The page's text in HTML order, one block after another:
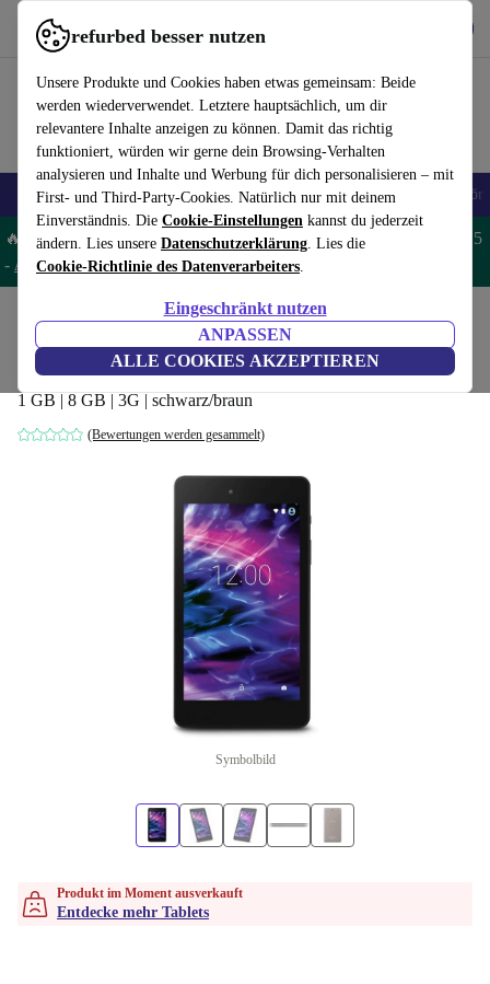
refurbed besser nutzen
Unsere Produkte und Cookies haben etwas gemeinsam: Beide
werden wiederverwendet. Letztere hauptsächlich, um dir
relevantere Inhalte anzeigen zu können. Damit das richtig
funktioniert, würden wir gerne dein Browsing-Verhalten
analysieren und Inhalte und Werbung für dich personalisieren – mit
First- und Third-Party-Cookies. Natürlich nur mit deinem
Einverständnis. Die Cookie-Einstellungen kannst du jederzeit
ändern. Lies unsere Datenschutzerklärung. Lies die
Cookie-Richtlinie des Datenverarbeiters.
Eingeschränkt nutzen
ANPASSEN
ALLE COOKIES AKZEPTIEREN
refurbed schnell und einfach nutzen
🎒 Back to school Handys Laptops Tablets Smartwatches Zubehör
🔥 Spare 5% EXTRA auf MacBooks und iPads – Code: MACPAD5
- AGB
Tablets
Medion LifeTab E6912 | 7-Zoll
1 GB | 8 GB | 3G | schwarz/braun
(Bewertungen werden gesammelt)
Symbolbild
Produkt im Moment ausverkauft
Entdecke mehr Tablets